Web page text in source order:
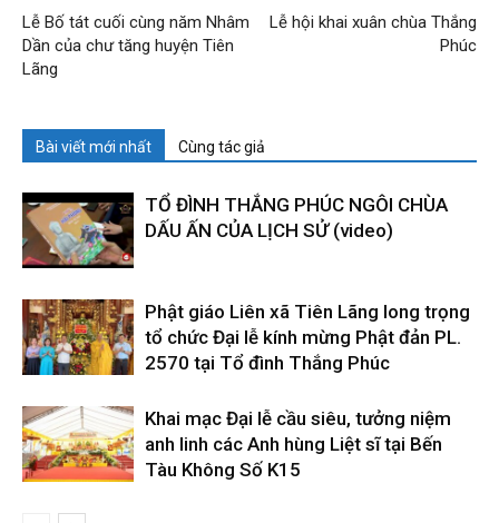
Lễ Bố tát cuối cùng năm Nhâm
Dần của chư tăng huyện Tiên
Lãng
Lễ hội khai xuân chùa Thắng
Phúc
Bài viết mới nhất Cùng tác giả
TỔ ĐÌNH THẮNG PHÚC NGÔI CHÙA
DẤU ẤN CỦA LỊCH SỬ (video)
Phật giáo Liên xã Tiên Lãng long trọng
tổ chức Đại lễ kính mừng Phật đản PL.
2570 tại Tổ đình Thắng Phúc
Khai mạc Đại lễ cầu siêu, tưởng niệm
anh linh các Anh hùng Liệt sĩ tại Bến
Tàu Không Số K15